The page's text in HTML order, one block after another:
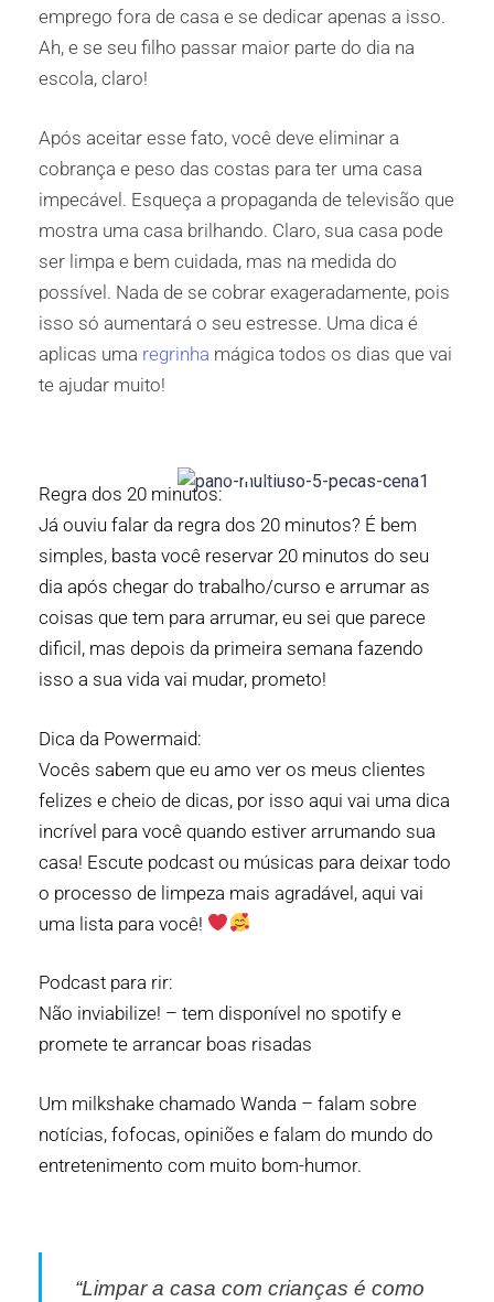
emprego fora de casa e se dedicar apenas a isso.
Ah, e se seu filho passar maior parte do dia na
escola, claro!
Após aceitar esse fato, você deve eliminar a
cobrança e peso das costas para ter uma casa
impecável. Esqueça a propaganda de televisão que
mostra uma casa brilhando. Claro, sua casa pode
ser limpa e bem cuidada, mas na medida do
possível. Nada de se cobrar exageradamente, pois
isso só aumentará o seu estresse. Uma dica é
aplicas uma regrinha mágica todos os dias que vai
te ajudar muito!
Regra dos 20 minutos:
Já ouviu falar da regra dos 20 minutos? É bem
simples, basta você reservar 20 minutos do seu
dia após chegar do trabalho/curso e arrumar as
coisas que tem para arrumar, eu sei que parece
dificil, mas depois da primeira semana fazendo
isso a sua vida vai mudar, prometo!
Dica da Powermaid:
Vocês sabem que eu amo ver os meus clientes
felizes e cheio de dicas, por isso aqui vai uma dica
incrível para você quando estiver arrumando sua
casa! Escute podcast ou músicas para deixar todo
o processo de limpeza mais agradável, aqui vai
uma lista para você!
Podcast para rir:
Não inviabilize! – tem disponível no spotify e
promete te arrancar boas risadas
Um milkshake chamado Wanda – falam sobre
notícias, fofocas, opiniões e falam do mundo do
entretenimento com muito bom-humor.
“Limpar a casa com crianças é como